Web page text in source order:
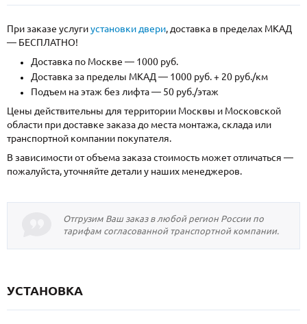
При заказе услугиустановки двери, доставка в пределах МКАД
— БЕСПЛАТНО!
Доставка по Москве — 1000 руб.
Доставка за пределы МКАД — 1000 руб. + 20 руб./км
Подъем на этаж без лифта — 50 руб./этаж
Цены действительны для территории Москвы и Московской
области при доставке заказа до места монтажа, склада или
транспортной компании покупателя.
В зависимости от объема заказа стоимость может отличаться —
пожалуйста, уточняйте детали у наших менеджеров.
Отгрузим Ваш заказ в любой регион России по
тарифам согласованной транспортной компании.
УСТАНОВКА